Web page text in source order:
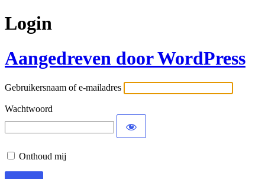
Login
Aangedreven door WordPress
Gebruikersnaam of e-mailadres
Wachtwoord
Onthoud mij